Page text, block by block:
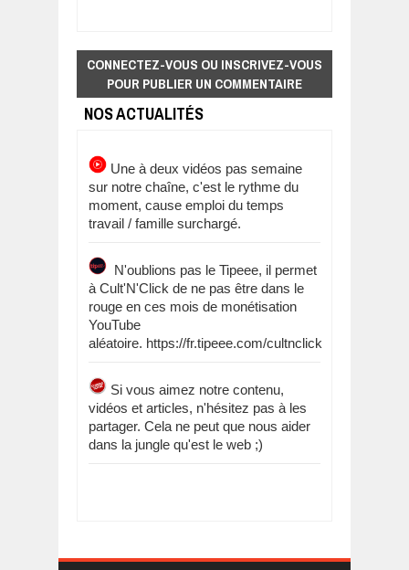
CONNECTEZ-VOUS OU INSCRIVEZ-VOUS
POUR PUBLIER UN COMMENTAIRE
NOS ACTUALITÉS
Une à deux vidéos pas semaine
sur notre chaîne, c'est le rythme du
moment, cause emploi du temps
travail / famille surchargé.
N'oublions pas le Tipeee, il permet
à Cult'N'Click de ne pas être dans le
rouge en ces mois de monétisation
YouTube
aléatoire. https://fr.tipeee.com/cultnclick
Si vous aimez notre contenu,
vidéos et articles, n'hésitez pas à les
partager. Cela ne peut que nous aider
dans la jungle qu'est le web ;)